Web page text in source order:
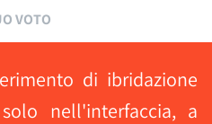
VOTO
di ibridazione
nell'interfaccia, a